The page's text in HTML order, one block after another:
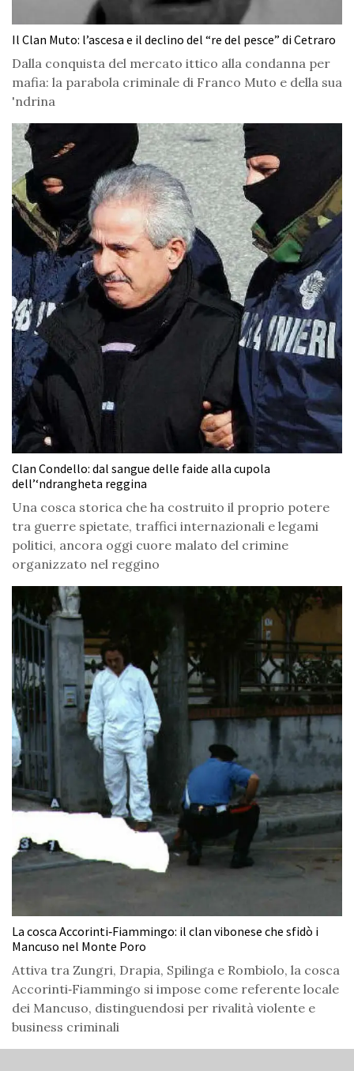
Il Clan Muto: l’ascesa e il declino del “re del pesce” di Cetraro
Dalla conquista del mercato ittico alla condanna per
mafia: la parabola criminale di Franco Muto e della sua
'ndrina
Clan Condello: dal sangue delle faide alla cupola
dell’‘ndrangheta reggina
Una cosca storica che ha costruito il proprio potere
tra guerre spietate, traffici internazionali e legami
politici, ancora oggi cuore malato del crimine
organizzato nel reggino
La cosca Accorinti‑Fiammingo: il clan vibonese che sfidò i
Mancuso nel Monte Poro
Attiva tra Zungri, Drapia, Spilinga e Rombiolo, la cosca
Accorinti‑Fiammingo si impose come referente locale
dei Mancuso, distinguendosi per rivalità violente e
business criminali